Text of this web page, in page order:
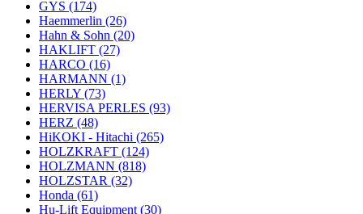
GYS (174)
Haemmerlin (26)
Hahn & Sohn (20)
HAKLIFT (27)
HARCO (16)
HARMANN (1)
HERLY (73)
HERVISA PERLES (93)
HERZ (48)
HiKOKI - Hitachi (265)
HOLZKRAFT (124)
HOLZMANN (818)
HOLZSTAR (32)
Honda (61)
Hu-Lift Equipment (30)